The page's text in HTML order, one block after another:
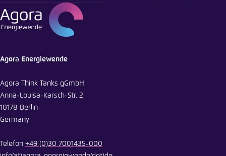
Agora Energiewende
Agora Think Tanks gGmbH
Anna-Louisa-Karsch-Str. 2
10178 Berlin
Germany
Telefon +49 (0)30 7001435-000